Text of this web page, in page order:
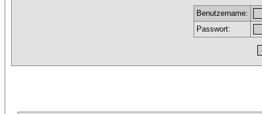
Benutzername:
Passwort: